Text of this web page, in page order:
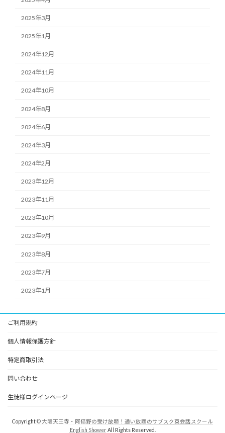
2025年3月
2025年1月
2024年12月
2024年11月
2024年10月
2024年8月
2024年6月
2024年3月
2024年2月
2023年12月
2023年11月
2023年10月
2023年9月
2023年8月
2023年7月
2023年1月
ご利用規約
個人情報保護方針
特定商取引法
問い合わせ
生徒様ログインページ
Copyright© 大阪天王寺・阿倍野の受け放題！通い放題のサブスク英会話スクール
English Shower All Rights Reserved.